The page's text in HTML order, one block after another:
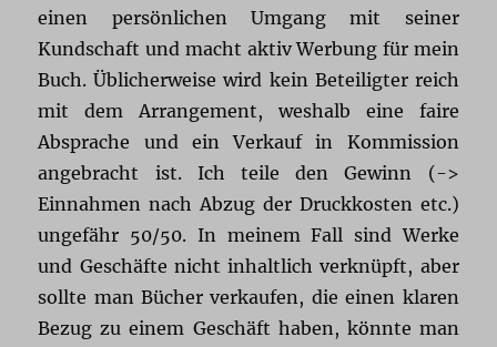
einen persönlichen Umgang mit seiner
Kundschaft und macht aktiv Werbung für mein
Buch. Üblicherweise wird kein Beteiligter reich
mit dem Arrangement, weshalb eine faire
Absprache und ein Verkauf in Kommission
angebracht ist. Ich teile den Gewinn (->
Einnahmen nach Abzug der Druckkosten etc.)
ungefähr 50/50. In meinem Fall sind Werke
und Geschäfte nicht inhaltlich verknüpft, aber
sollte man Bücher verkaufen, die einen klaren
Bezug zu einem Geschäft haben, könnte man